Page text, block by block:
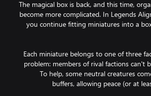
The magical box is back, and this time,
become more complicated. In Legends
you continue fitting miniatures into a
Each miniature belongs to one of three
problem: members of rival factions can't
To help, some neutral creatures
buffers, allowing peace (or at